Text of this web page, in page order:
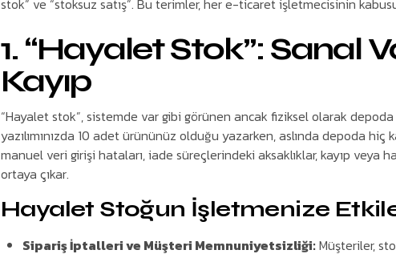
1. “Hayalet Stok”: Sanal
Kayıp
“Hayalet stok”, sistemde var gibi görünen ancak fiziksel olarak
yazılımınızda 10 adet ürününüz olduğu yazarken, aslında depoda
manuel veri girişi hataları, iade süreçlerindeki aksaklıklar, kayıp veya
ortaya çıkar.
Hayalet Stoğun İşletmenize
Sipariş İptalleri ve Müşteri Memnuniyetsizliği:Müşteriler,